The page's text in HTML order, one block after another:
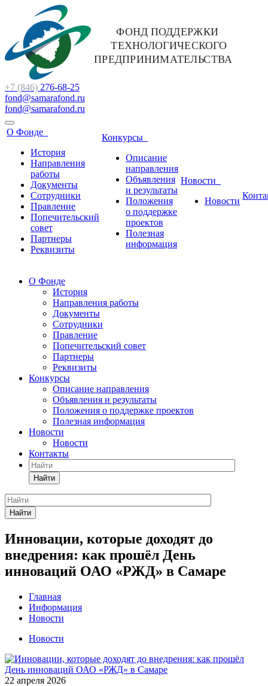
+7 (846) 276-68-25
fond@samarafond.ru
fond@samarafond.ru
О Фонде
История
Направления
работы
Документы
Сотрудники
Правление
Попечительский
совет
Партнеры
Реквизиты
Конкурсы
Описание
направления
Объявления
и результаты
Положения
о поддержке
проектов
Полезная
информация
Новости
Новости
О Фонде
История
Направления работы
Документы
Сотрудники
Правление
Попечительский совет
Партнеры
Реквизиты
Конкурсы
Описание направления
Объявления и результаты
Положения о поддержке проектов
Полезная информация
Новости
Новости
Контакты
Найти
Найти
Инновации, которые доходят до
внедрения: как прошёл День
инноваций ОАО «РЖД» в Самаре
Главная
Информация
Новости
Новости
22 апреля 2026